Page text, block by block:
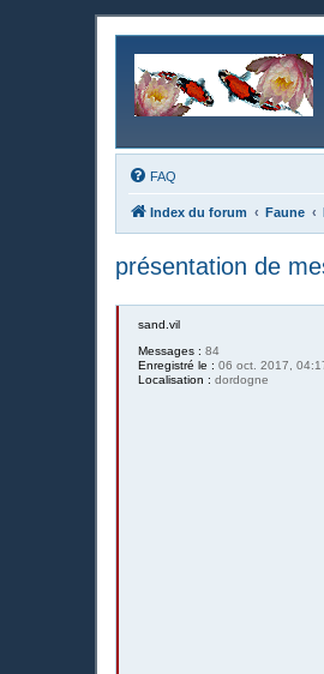
FAQ
Index du forum Faune
présentation de
sand.vil
Messages : 84
Enregistré le : 06 oct. 2017,
Localisation : dordogne